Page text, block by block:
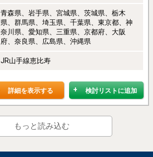
青森県、岩手県、宮城県、茨城県、栃木
県、群馬県、埼玉県、千葉県、東京都、神
奈川県、愛知県、三重県、京都府、大阪
府、奈良県、広島県、沖縄県
JR山手線恵比寿
検討リストに追加
詳細を表示する
もっと読み込む